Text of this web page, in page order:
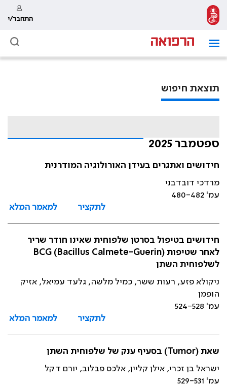
התחבר/י
תוצאת חיפוש
ספטמבר 2025
חידושים ואתגרים בעידן האורולוגיה המודרנית
מרדכי דובדבני
עמ' 480-482
לתקציר
למאמר המלא
חידושים בטיפול בסרטן שלפוחית שאינו חודר שריר
לאחר שטיפות BCG (Bacillus Calmete-Guerin)
לשלפוחית השתן
ניקולא פזע, רעות ששר, כמיל מלשה, גלעד עמיאל, אזיק
הופמן
עמ' 524-528
לתקציר
למאמר המלא
שאת (Tumor) בסעיף ענק של שלפוחית השתן
ישראל בן זכרי, אילן קליין, אלכס פבלוב, יורם דקל
עמ' 529-531